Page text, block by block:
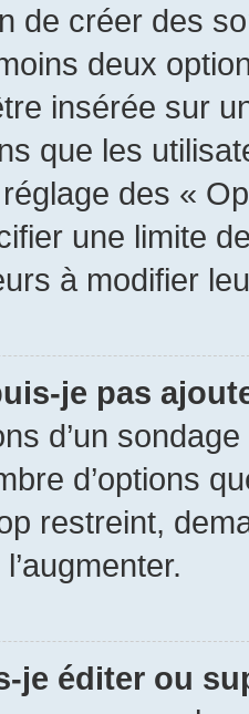
de créer des
deux
insérée sur
que les
des «
une limite
à modifier
je pas
d’un
d’options
restreint,
je éditer ou